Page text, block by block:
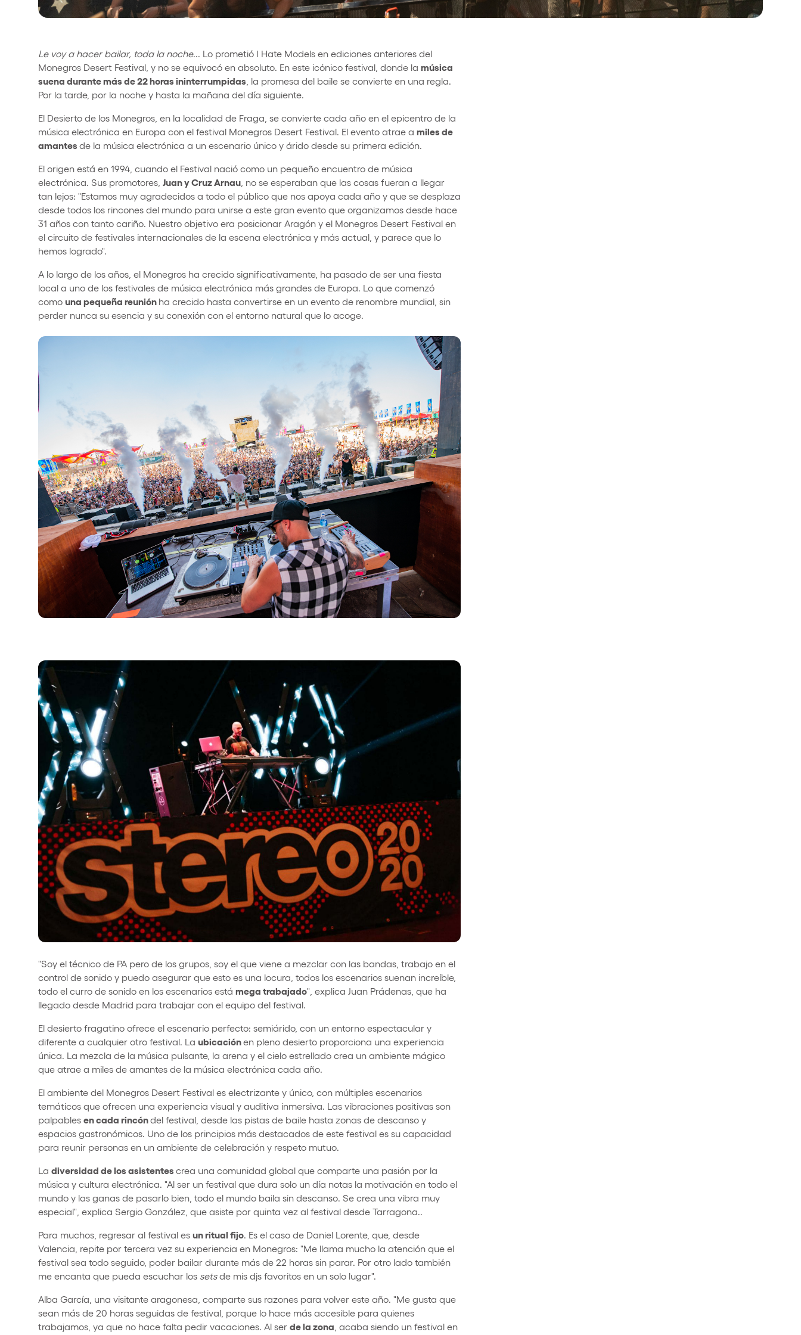
Le voy a hacer bailar, toda la noche... Lo prometió I Hate Models en ediciones anteriores del
Monegros Desert Festival, y no se equivocó en absoluto. En este icónico festival, donde la música
suena durante más de 22 horas ininterrumpidas , la promesa del baile se convierte en una regla.
Por la tarde, por la noche y hasta la mañana del día siguiente.
El Desierto de los Monegros, en la localidad de Fraga, se convierte cada año en el epicentro de la
música electrónica en Europa con el festival Monegros Desert Festival. El evento atrae a miles de
amantes de la música electrónica a un escenario único y árido desde su primera edición.
El origen está en 1994, cuando el Festival nació como un pequeño encuentro de música
electrónica. Sus promotores, Juan y Cruz Arnau , no se esperaban que las cosas fueran a llegar
tan lejos: "Estamos muy agradecidos a todo el público que nos apoya cada año y que se desplaza
desde todos los rincones del mundo para unirse a este gran evento que organizamos desde hace
31 años con tanto cariño. Nuestro objetivo era posicionar Aragón y el Monegros Desert Festival en
el circuito de festivales internacionales de la escena electrónica y más actual, y parece que lo
hemos logrado".
A lo largo de los años, el Monegros ha crecido significativamente, ha pasado de ser una fiesta
local a uno de los festivales de música electrónica más grandes de Europa. Lo que comenzó
como una pequeña reunión ha crecido hasta convertirse en un evento de renombre mundial, sin
perder nunca su esencia y su conexión con el entorno natural que lo acoge.
"Soy el técnico de PA pero de los grupos, soy el que viene a mezclar con las bandas, trabajo en el
control de sonido y puedo asegurar que esto es una locura, todos los escenarios suenan increíble,
todo el curro de sonido en los escenarios está mega trabajado", explica Juan Prádenas, que ha
llegado desde Madrid para trabajar con el equipo del festival.
El desierto fragatino ofrece el escenario perfecto: semiárido, con un entorno espectacular y
diferente a cualquier otro festival. La ubicaciónen pleno desierto proporciona una experiencia
única. La mezcla de la música pulsante, la arena y el cielo estrellado crea un ambiente mágico
que atrae a miles de amantes de la música electrónica cada año.
El ambiente del Monegros Desert Festival es electrizante y único, con múltiples escenarios
temáticos que ofrecen una experiencia visual y auditiva inmersiva. Las vibraciones positivas son
palpables en cada rincóndel festival, desde las pistas de baile hasta zonas de descanso y
espacios gastronómicos. Uno de los principios más destacados de este festival es su capacidad
para reunir personas en un ambiente de celebración y respeto mutuo.
La diversidad de los asistentes crea una comunidad global que comparte una pasión por la
música y cultura electrónica. "Al ser un festival que dura solo un día notas la motivación en todo el
mundo y las ganas de pasarlo bien, todo el mundo baila sin descanso. Se crea una vibra muy
especial", explica Sergio González, que asiste por quinta vez al festival desde Tarragona..
Para muchos, regresar al festival es un ritual fijo . Es el caso de Daniel Lorente, que, desde
Valencia, repite por tercera vez su experiencia en Monegros: "Me llama mucho la atención que el
festival sea todo seguido, poder bailar durante más de 22 horas sin parar. Por otro lado también
me encanta que pueda escuchar los setsde mis djs favoritos en un solo lugar".
Alba García, una visitante aragonesa, comparte sus razones para volver este año. "Me gusta que
sean más de 20 horas seguidas de festival, porque lo hace más accesible para quienes
trabajamos, ya que no hace falta pedir vacaciones. Al ser de la zona , acaba siendo un festival en